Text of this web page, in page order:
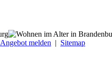
Angebot melden | Sitemap